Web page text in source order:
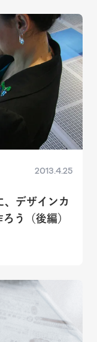
2013.4.25
、デザインカ
う（後編）